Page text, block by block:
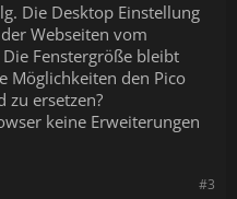
Die Desktop Einstellung
Webseiten vom
Fenstergröße bleibt
Möglichkeiten den Pico
zu ersetzen?
keine Erweiterungen
#3